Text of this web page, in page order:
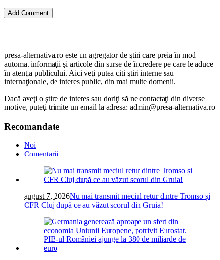
presa-alternativa.ro este un agregator de ştiri care preia în mod
automat informaţii şi articole din surse de încredere pe care le aduce
în atenţia publicului. Aici veţi putea citi ştiri interne sau
internaţionale, de interes public, din mai multe domenii.
Dacă aveţi o ştire de interes sau doriţi să ne contactaţi din diverse
motive, puteţi trimite un email la adresa: admin@presa-alternativa.ro
Recomandate
Noi
Comentarii
august 7, 2026Nu mai transmit meciul retur dintre Tromso și
CFR Cluj după ce au văzut scorul din Gruia!